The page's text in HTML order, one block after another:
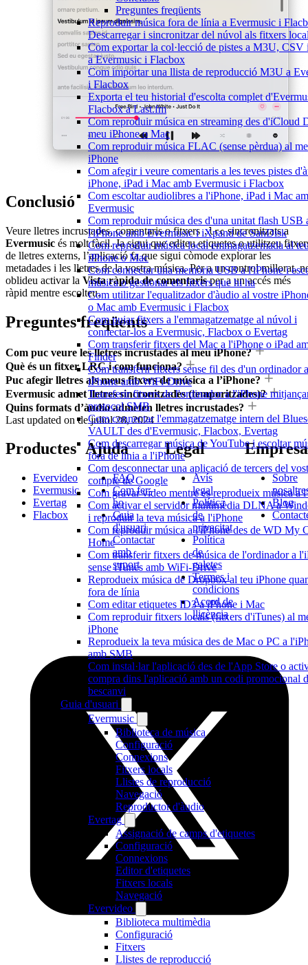
Preguntes freqüents
Reproduir música fora de línia a Evermusic i
Descarregar i sincronitzar del núvol als fitxers
Com exportar la col·lecció de pistes a M3U,
a Evermusic i Flacbox
Com importar una llista de reproducció M3U a
i Flacbox
Exporta el teu historial d'escolta complet
Flacbox a Last.fm
Com reproduir música en streaming des d'iCloud
meu iPhone o Mac
Com reproduir música FLAC (sense pèrdua) al
iPhone
Com afegir i veure comentaris a les teves pistes
iPhone, iPad i Mac amb Evermusic i Flacbox
Com escoltar audiolibres a l'iPhone, iPad i Mac
Evermusic
Com reproduir música des d'una unitat flash USB
l'iPhone amb Evermusic i iXpand de SanDisk
Com reproduir música local emmagatzemada al
iPhone o Mac
Com connectar una memòria USB a l'iPhone i
música o gestionar els fitxers que hi ha
Com utilitzar l'equalitzador d'àudio al vostre
o Mac amb Evermusic i Flacbox
Com pujar fitxers a l'emmagatzematge al núvol i
connectar-los a Evermusic, Flacbox o Evertag
Com transferir fitxers del Mac a l'iPhone o iPad
Finder
Com transferir fitxers sense fil des d'un ordinador
iPhone amb WiFi-Drive
Transferir fitxers de l'ordinador a l'iPhone
protocol SMB
Com connectar l'emmagatzematge intern del
VAULT des d'Evermusic, Flacbox, Evertag
Com descarregar música de YouTube i escoltar
fora de línia a l'iPhone
Com desconnectar una aplicació de tercers del
compte de Google
Com gravar vídeo mentre es reprodueix música a
Com activar el servidor multimèdia DLNA a
i reproduir la teva música a l'iPhone
Com reproduir música a l'iPhone des de WD My
Home
Com transferir fitxers de música de l'ordinador a
sense iTunes amb WiFi-Drive
Reprodueix música de Dropbox al teu iPhone
fora de línia
Com editar etiquetes ID3 a iPhone i Mac
Com reproduir fitxers locals (fitxers d'iTunes) al
iPhone
Reprodueix la teva música des de Mac o PC a
amb SMB
Com instal·lar l'aplicació des de l'App Store o
compra dins l'aplicació amb un codi promocional
bescanvi
Guia d'usuari
Evermusic
Biblioteca de música
Configuració
Connexions
Fitxers locals
Llistes de reproducció
Navegació
Reproductor d'àudio
Evertag
Assignació de camps d'etiquetes
Configuració
Connexions
Editor d'etiquetes
Fitxers locals
Navegació
Evervideo
Biblioteca multimèdia
Configuració
Fitxers
Llistes de reproducció
Conclusió
Veure lletres incrustades, comentaris o fitxers.lrcsincronitzats a
Evermusic és molt fàcil. Ja sigui que editeu etiquetes o utilitzeu
de lletres externs, l’aplicació fa que sigui còmode explorar les
metadades i les lletres de la vostra música. Per a un control millorat,
oblideu activar la Vista ràpida de comentarisper a un accés més
ràpid mentre escolteu.
Preguntes freqüents
Com puc veure les lletres incrustades al meu iPhone?
Què és un fitxer LRC i com funciona?
Puc afegir lletres als meus fitxers de música a l’iPhone?
Evermusic admet lletres sincronitzades (temporitzades)?
Quins formats d’àudio admeten lletres incrustades?
Last updated onde juliol 28, 2024
Productes
Evervideo
Evermusic
Evertag
Flacbox
Ajuda
FAQ
Com fer-
ho
Guia
d'usuari
Contactar
amb
suport
Legal
Avís
legal
Política
de
privacitat
Política
de
galetes
Termes i
condicions
Acord de
llicència
Empresa
Sobre
Blog